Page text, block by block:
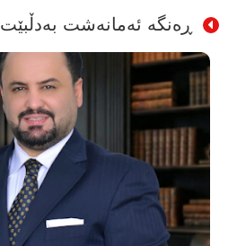
ڕەنگە ئەمانەشت بەدڵبێت